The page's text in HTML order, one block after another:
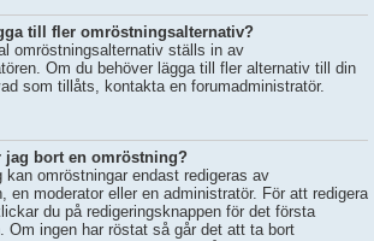
till fler omröstningsalternativ?
omröstningsalternativ ställs in av
Om du behöver lägga till fler alternativ till din
som tillåts, kontakta en forumadministratör.
jag bort en omröstning?
kan omröstningar endast redigeras av
en moderator eller en administratör. För att redigera
du på redigeringsknappen för det första
Om ingen har röstat så går det att ta bort